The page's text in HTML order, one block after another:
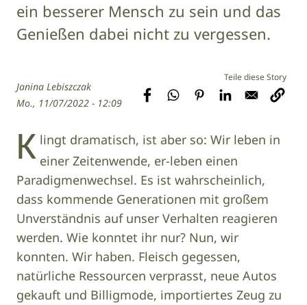
ein besserer Mensch zu sein und das
Genießen dabei nicht zu vergessen.
Janina Lebiszczak
Mo., 11/07/2022 - 12:09
K lingt dramatisch, ist aber so: Wir leben in
einer Zeitenwende, er-leben einen
Paradigmenwechsel. Es ist wahrscheinlich,
dass kommende Generationen mit großem
Unverständnis auf unser Verhalten reagieren
werden. Wie konntet ihr nur? Nun, wir
konnten. Wir haben. Fleisch gegessen,
natürliche Ressourcen verprasst, neue Autos
gekauft und Billigmode, importiertes Zeug zu